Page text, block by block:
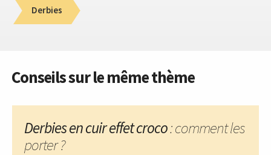
Derbies
Conseils sur le même thème
Derbies en cuir effet croco: comment les
porter ?